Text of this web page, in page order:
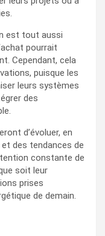
est tout aussi
pourrait
Cependant, cela
puisque les
leurs systèmes
des
d’évoluer, en
des tendances de
constante de
soit leur
prises
de demain.